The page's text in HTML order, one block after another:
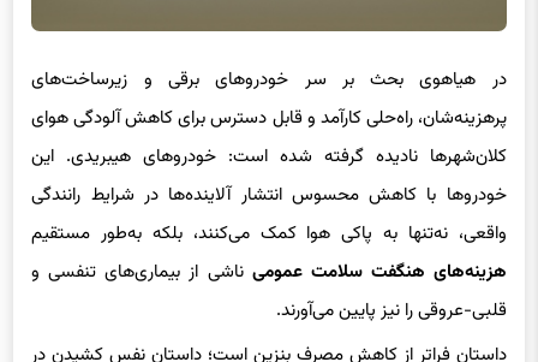
پرهزینه‌شان، راه‌حلی کارآمد و قابل دسترس برای کاهش آلودگی هوای
کلان‌شهرها نادیده گرفته شده است: خودروهای هیبریدی. این
خودروها با کاهش محسوس انتشار آلاینده‌ها در شرایط رانندگی
واقعی، نه‌تنها به پاکی هوا کمک می‌کنند، بلکه به‌طور مستقیم
هزینه‌های هنگفت سلامت عمومی ناشی از بیماری‌های تنفسی و
قلبی-عروقی را نیز پایین می‌آورند.
داستان فراتر از کاهش مصرف بنزین است؛ داستان نفس کشیدن در